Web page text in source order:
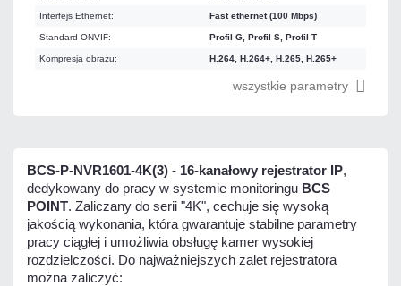
Interfejs Ethernet: Fast ethernet (100 Mbps)
Standard ONVIF: Profil G, Profil S, Profil T
Kompresja obrazu: H.264, H.264+, H.265, H.265+
wszystkie parametry
BCS-P-NVR1601-4K(3) - 16-kanałowy rejestrator IP,
dedykowany do pracy w systemie monitoringu BCS
POINT. Zaliczany do serii "4K", cechuje się wysoką
jakością wykonania, która gwarantuje stabilne parametry
pracy ciągłej i umożliwia obsługę kamer wysokiej
rozdzielczości. Do najważniejszych zalet rejestratora
można zaliczyć: